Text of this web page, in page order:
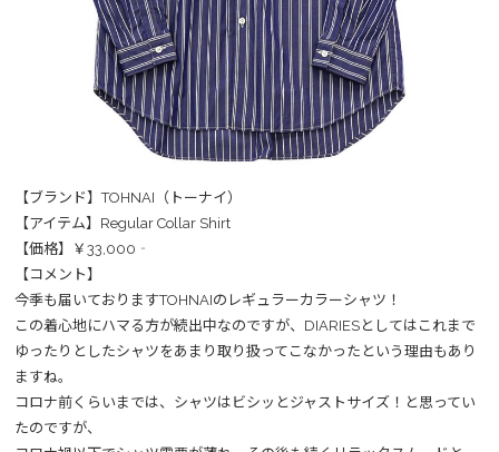
【ブランド】TOHNAI（トーナイ）
【アイテム】Regular Collar Shirt
【価格】￥33,000‐
【コメント】
今季も届いておりますTOHNAIのレギュラーカラーシャツ！
この着心地にハマる方が続出中なのですが、DIARIESとしてはこれまで
ゆったりとしたシャツをあまり取り扱ってこなかったという理由もあり
ますね。
コロナ前くらいまでは、シャツはビシッとジャストサイズ！と思ってい
たのですが、